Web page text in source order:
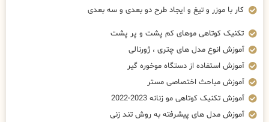
کار با موزر و تیغ و ایجاد طرح دو بعدی و سه بعدی
تکنیک کوتاهی موهای کم پشت و پر پشت
آموزش انوع مدل های چتری ، ژورنالی
آموزش استفاده از دستگاه موخوره گیر
آموزش مباحث اختصاصی مستر
آموزش تکنیک کوتاهی مو زنانه 2023-2022
آموزش مدل های پیشرفته به روش تند زنی